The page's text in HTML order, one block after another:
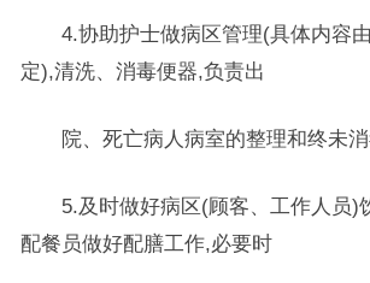
4.协助护士做病区管理(具体内容由
定),清洗、消毒便器,负责出
院、死亡病人病室的整理和终未消
5.及时做好病区(顾客、工作人员)
配餐员做好配膳工作,必要时